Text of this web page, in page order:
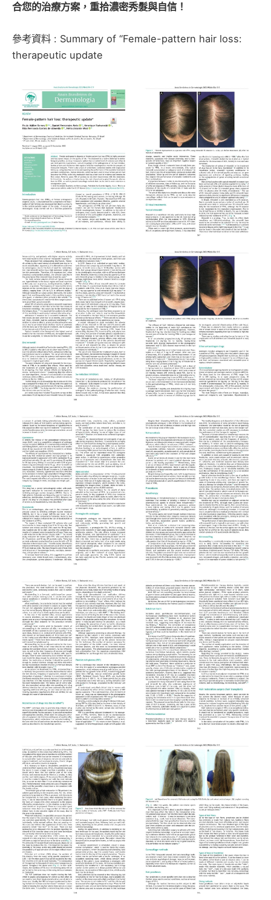
合您的治療方案，重拾濃密秀髮與自信！
參考資料 : Summary of “Female-pattern hair loss:
therapeutic update